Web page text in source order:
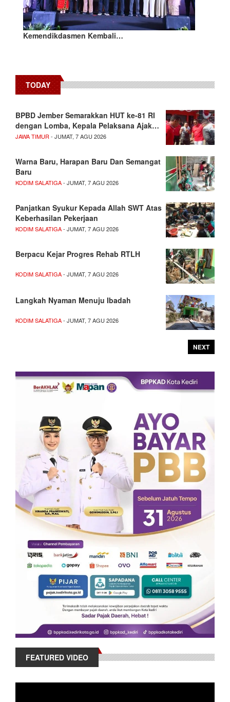
Kemendikdasmen Kembali…
TODAY
BPBD Jember Semarakkan HUT ke-81 RI
dengan Lomba, Kepala Pelaksana Ajak…
JAWA TIMUR- JUMAT, 7 AGU 2026
Warna Baru, Harapan Baru Dan Semangat
Baru
KODIM SALATIGA- JUMAT, 7 AGU 2026
Panjatkan Syukur Kepada Allah SWT Atas
Keberhasilan Pekerjaan
KODIM SALATIGA- JUMAT, 7 AGU 2026
Berpacu Kejar Progres Rehab RTLH
KODIM SALATIGA- JUMAT, 7 AGU 2026
Langkah Nyaman Menuju Ibadah
KODIM SALATIGA- JUMAT, 7 AGU 2026
NEXT
FEATURED VIDEO